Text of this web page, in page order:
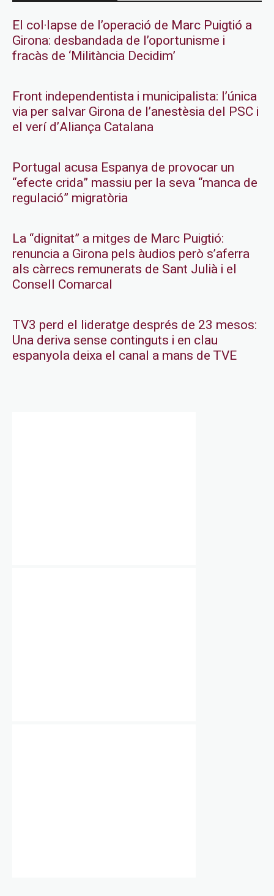
El col·lapse de l’operació de Marc Puigtió a
Girona: desbandada de l’oportunisme i
fracàs de ‘Militància Decidim’
Front independentista i municipalista: l’única
via per salvar Girona de l’anestèsia del PSC i
el verí d’Aliança Catalana
Portugal acusa Espanya de provocar un
“efecte crida” massiu per la seva “manca de
regulació” migratòria
La “dignitat” a mitges de Marc Puigtió:
renuncia a Girona pels àudios però s’aferra
als càrrecs remunerats de Sant Julià i el
Consell Comarcal
TV3 perd el lideratge després de 23 mesos:
Una deriva sense continguts i en clau
espanyola deixa el canal a mans de TVE